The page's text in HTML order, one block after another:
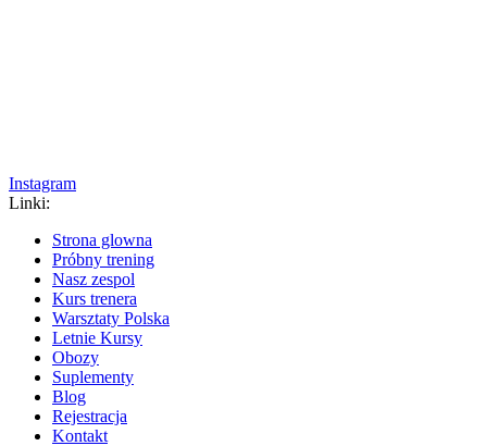
Instagram
Linki:
Strona glowna
Próbny trening
Nasz zespol
Kurs trenera
Warsztaty Polska
Letnie Kursy
Obozy
Suplementy
Blog
Rejestracja
Kontakt